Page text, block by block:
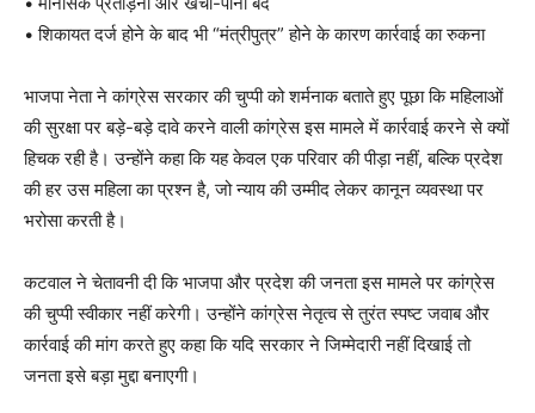
Magazine PRO
• शिकायत दर्ज होने के बाद भी “मंत्रीपुत्र” होने के कारण कार्रवाई का रुकना
भाजपा नेता ने कांग्रेस सरकार की चुप्पी को शर्मनाक बताते हुए पूछा कि महिलाओं
की सुरक्षा पर बड़े-बड़े दावे करने वाली कांग्रेस इस मामले में कार्रवाई करने से क्यों
हिचक रही है। उन्होंने कहा कि यह केवल एक परिवार की पीड़ा नहीं, बल्कि प्रदेश
की हर उस महिला का प्रश्न है, जो न्याय की उम्मीद लेकर कानून व्यवस्था पर
भरोसा करती है।
कटवाल ने चेतावनी दी कि भाजपा और प्रदेश की जनता इस मामले पर कांग्रेस
की चुप्पी स्वीकार नहीं करेगी। उन्होंने कांग्रेस नेतृत्व से तुरंत स्पष्ट जवाब और
कार्रवाई की मांग करते हुए कहा कि यदि सरकार ने जिम्मेदारी नहीं दिखाई तो
जनता इसे बड़ा मुद्दा बनाएगी।